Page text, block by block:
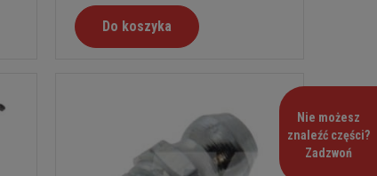
Do koszyka
Nie możesz
znaleźć części?
Zadzwoń